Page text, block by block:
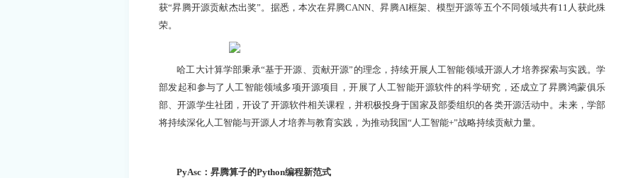
获“昇腾开源贡献杰出奖”。据悉，本次在昇腾CANN、昇腾AI框架、模型开源等五个不同领域共有11人获此殊
荣。
哈工大计算学部秉承“基于开源、贡献开源”的理念，持续开展人工智能领域开源人才培养探索与实践。学
部发起和参与了人工智能领域多项开源项目，开展了人工智能开源软件的科学研究，还成立了昇腾鸿蒙俱乐
部、开源学生社团，开设了开源软件相关课程，并积极投身于国家及部委组织的各类开源活动中。未来，学部
将持续深化人工智能与开源人才培养与教育实践，为推动我国“人工智能+”战略持续贡献力量。
PyAsc：昇腾算子的Python编程新范式